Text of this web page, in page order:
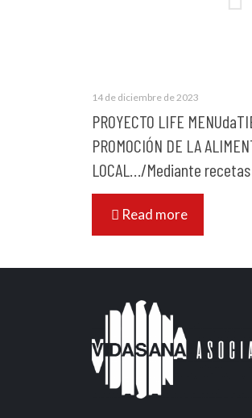
14 de diciembre de 2023
PROYECTO LIFE
PROMOCIÓN DE LA
LOCAL…/Mediante
Read more